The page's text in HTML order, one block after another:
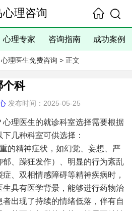
心理咨询
心理专家 咨询指南 成功案例
心理医生免费咨询 > 正文
个科
发布时间：2025-05-25
理医生的就诊科室选择需要根据
几种科室可供选择：
的精神症状，如幻觉、妄想、严
、躁狂发作）、明显的行为紊乱
、双相情感障碍等精神疾病时，
具有医学背景，能够进行药物治
出现了持续的情绪低落，伴有自